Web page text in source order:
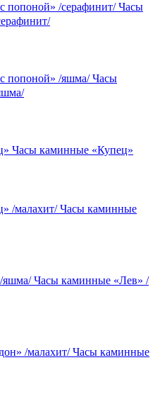
Часы
Часы
Часы каминные «Купец»
Часы каминные
Часы каминные «Лев» /
Часы каминные